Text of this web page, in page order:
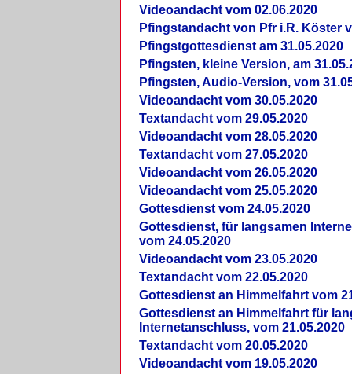
Videoandacht vom 02.06.2020
Pfingstandacht von Pfr i.R. Köster
Pfingstgottesdienst am 31.05.2020
Pfingsten, kleine Version, am
Pfingsten, Audio-Version, vom
Videoandacht vom 30.05.2020
Textandacht vom 29.05.2020
Videoandacht vom 28.05.2020
Textandacht vom 27.05.2020
Videoandacht vom 26.05.2020
Videoandacht vom 25.05.2020
Gottesdienst vom 24.05.2020
Gottesdienst, für langsamen
vom 24.05.2020
Videoandacht vom 23.05.2020
Textandacht vom 22.05.2020
Gottesdienst an Himmelfahrt vom
Gottesdienst an Himmelfahrt für
Internetanschluss, vom 21.05.2020
Textandacht vom 20.05.2020
Videoandacht vom 19.05.2020